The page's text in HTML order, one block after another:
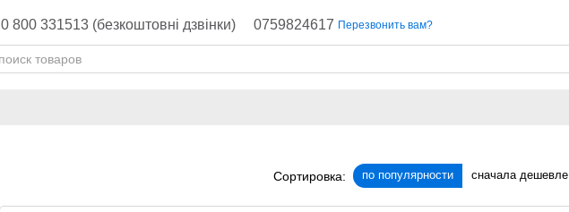
0 800 331513 (безкоштовні дзвінки) 0759824617 Перезвонить вам?
Сортировка: по популярности сначала дешевле